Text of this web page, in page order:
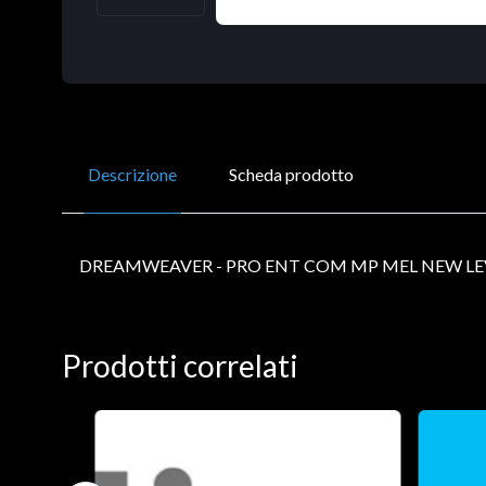
Descrizione Scheda prodotto
DREAMWEAVER - PRO ENT COM MP MEL NEW
Prodotti correlati